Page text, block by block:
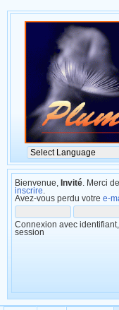
Bienvenue, Invité . Merci de
inscrire
Avez-vous perdu votre e-
Connexion avec
session